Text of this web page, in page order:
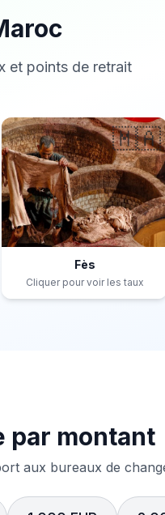
et points de retrait
🇲🇦
Fès
Cliquer pour voir les taux
par montant
aux bureaux de